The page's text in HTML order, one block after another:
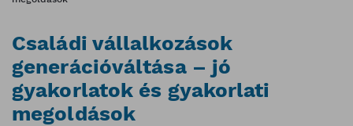
Családi vállalkozások
generációváltása – jó
gyakorlatok és gyakorlati
megoldások